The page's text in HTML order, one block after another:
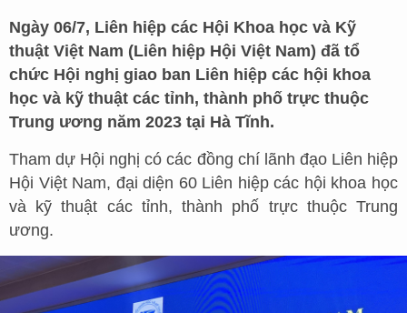
Ngày 06/7, Liên hiệp các Hội Khoa học và Kỹ
thuật Việt Nam (Liên hiệp Hội Việt Nam) đã tổ
chức Hội nghị giao ban Liên hiệp các hội khoa
học và kỹ thuật các tỉnh, thành phố trực thuộc
Trung ương năm 2023 tại Hà Tĩnh.
Tham dự Hội nghị có các đồng chí lãnh đạo Liên hiệp
Hội Việt Nam, đại diện 60 Liên hiệp các hội khoa học
và kỹ thuật các tỉnh, thành phố trực thuộc Trung
ương.